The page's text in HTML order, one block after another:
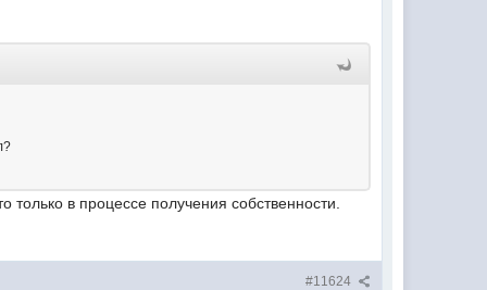
в процессе получения собственности.
#11624